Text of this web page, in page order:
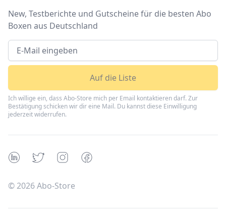
New, Testberichte und Gutscheine für die besten Abo
Boxen aus Deutschland
Auf die Liste
Ich willige ein, dass Abo-Store mich per Email kontaktieren darf. Zur
Bestätigung schicken wir dir eine Mail. Du kannst diese Einwilligung
jederzeit widerrufen.
LinkedinTwitterInstagramFacebook
© 2026Abo-Store